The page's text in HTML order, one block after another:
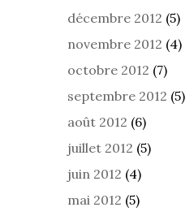
décembre 2012 (5)
novembre 2012 (4)
octobre 2012 (7)
septembre 2012 (5)
août 2012 (6)
juillet 2012 (5)
juin 2012 (4)
mai 2012 (5)